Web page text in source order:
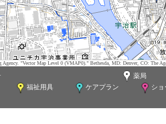
"Vector Map Level 0 (VMAP0)." Bethesda, MD: Denver, CO: The
薬局
福祉用具 ケアプラン
シ